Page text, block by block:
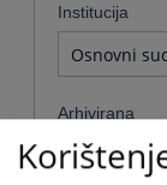
Institucija
Osnovni
Arhivirana
Ne